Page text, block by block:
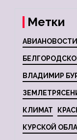
Метки
АВИАНОВОСТИ
ВЛАДИМИР
КЛИМАТ
КУРСКОЙ